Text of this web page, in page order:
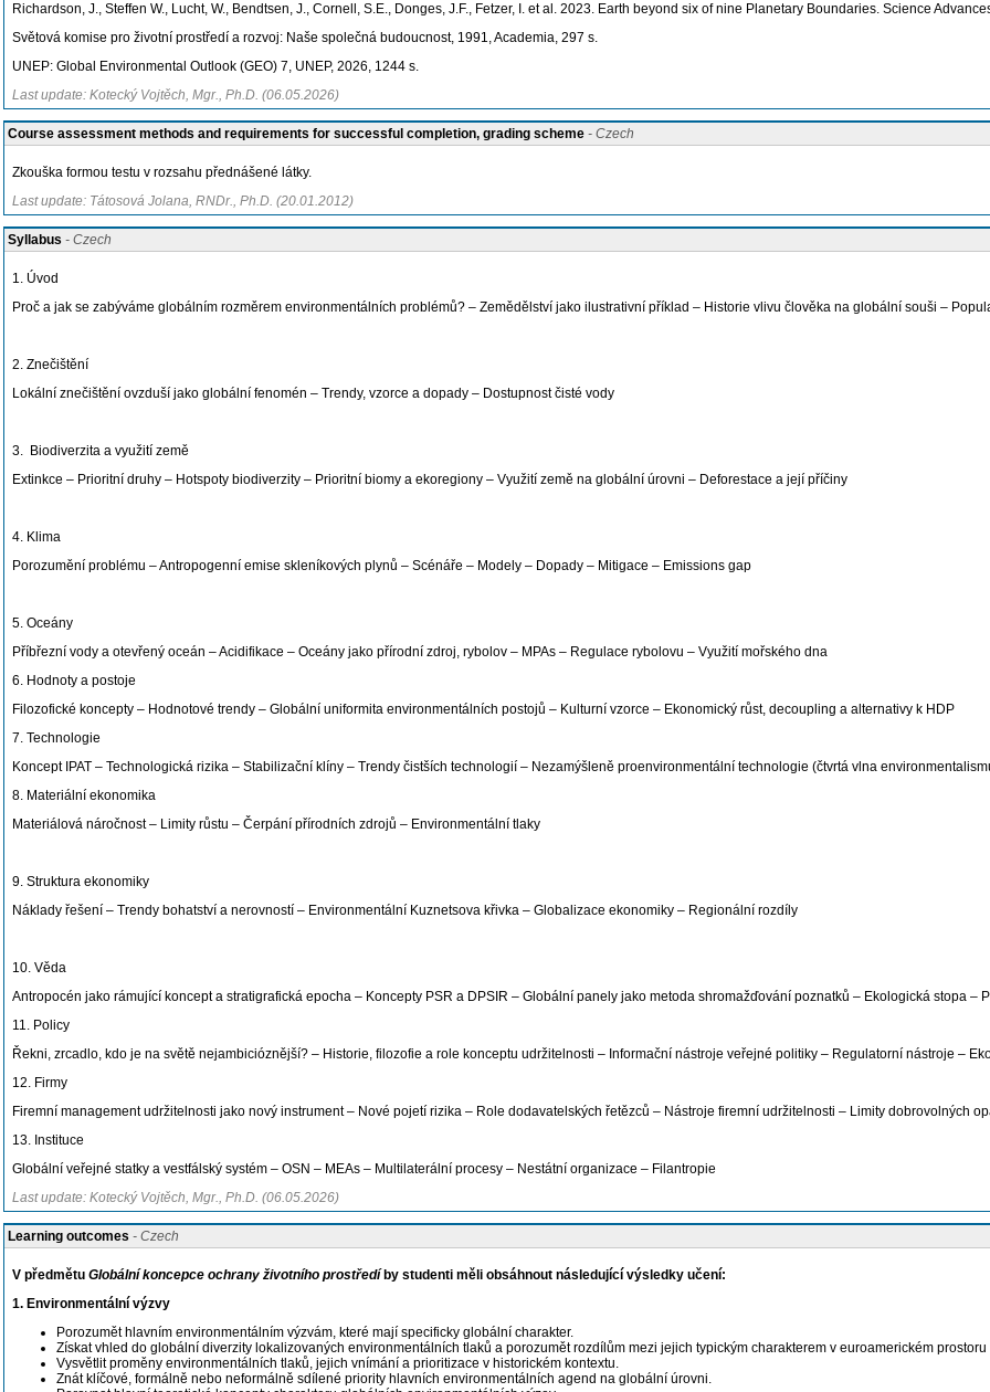
Richardson, J., Steffen W., Lucht, W., Bendtsen, J., Cornell, S.E., Donges, J.F., Fetzer, I. et al. 2023. Earth beyond six of nine Planetary Boundaries. Science
Světová komise pro životní prostředí a rozvoj: Naše společná budoucnost, 1991, Academia, 297 s.
UNEP: Global Environmental Outlook (GEO) 7, UNEP, 2026, 1244 s.
Last update: Kotecký Vojtěch, Mgr., Ph.D. (06.05.2026)
Course assessment methods and requirements for successful completion, grading scheme - Czech
Zkouška formou testu v rozsahu přednášené látky.
Last update: Tátosová Jolana, RNDr., Ph.D. (20.01.2012)
Syllabus - Czech
1. Úvod
Proč a jak se zabýváme globálním rozměrem environmentálních problémů? – Zemědělství jako ilustrativní příklad – Historie vlivu člověka na globální souši –
2. Znečištění
Lokální znečištění ovzduší jako globální fenomén – Trendy, vzorce a dopady – Dostupnost čisté vody
3. Biodiverzita a využití země
Extinkce – Prioritní druhy – Hotspoty biodiverzity – Prioritní biomy a ekoregiony – Využití země na globální úrovni – Deforestace a její příčiny
4. Klima
Porozumění problému – Antropogenní emise skleníkových plynů – Scénáře – Modely – Dopady – Mitigace – Emissions gap
5. Oceány
Příbřezní vody a otevřený oceán – Acidifikace – Oceány jako přírodní zdroj, rybolov – MPAs – Regulace rybolovu – Využití mořského dna
6. Hodnoty a postoje
Filozofické koncepty – Hodnotové trendy – Globální uniformita environmentálních postojů – Kulturní vzorce – Ekonomický růst, decoupling a alternativy k HDP
7. Technologie
Koncept IPAT – Technologická rizika – Stabilizační klíny – Trendy čistších technologií – Nezamýšleně proenvironmentální technologie (čtvrtá vlna
8. Materiální ekonomika
Materiálová náročnost – Limity růstu – Čerpání přírodních zdrojů – Environmentální tlaky
9. Struktura ekonomiky
Náklady řešení – Trendy bohatství a nerovností – Environmentální Kuznetsova křivka – Globalizace ekonomiky – Regionální rozdíly
10. Věda
Antropocén jako rámující koncept a stratigrafická epocha – Koncepty PSR a DPSIR – Globální panely jako metoda shromažďování poznatků – Ekologická stopa –
11. Policy
Řekni, zrcadlo, kdo je na světě nejambicióznější? – Historie, filozofie a role konceptu udržitelnosti – Informační nástroje veřejné politiky – Regulatorní nástroje –
12. Firmy
Firemní management udržitelnosti jako nový instrument – Nové pojetí rizika – Role dodavatelských řetězců – Nástroje firemní udržitelnosti – Limity dobrovolných
13. Instituce
Globální veřejné statky a vestfálský systém – OSN – MEAs – Multilaterální procesy – Nestátní organizace – Filantropie
Last update: Kotecký Vojtěch, Mgr., Ph.D. (06.05.2026)
Learning outcomes - Czech
V předmětu Globální koncepce ochrany životního prostředíby studenti měli obsáhnout následující výsledky učení:
1. Environmentální výzvy
Porozumět hlavním environmentálním výzvám, které mají specificky globální charakter.
Získat vhled do globální diverzity lokalizovaných environmentálních tlaků a porozumět rozdílům mezi jejich typickým charakterem v euroamerickém prostoru
Vysvětlit proměny environmentálních tlaků, jejich vnímání a prioritizace v historickém kontextu.
Znát klíčové, formálně nebo neformálně sdílené priority hlavních environmentálních agend na globální úrovni.